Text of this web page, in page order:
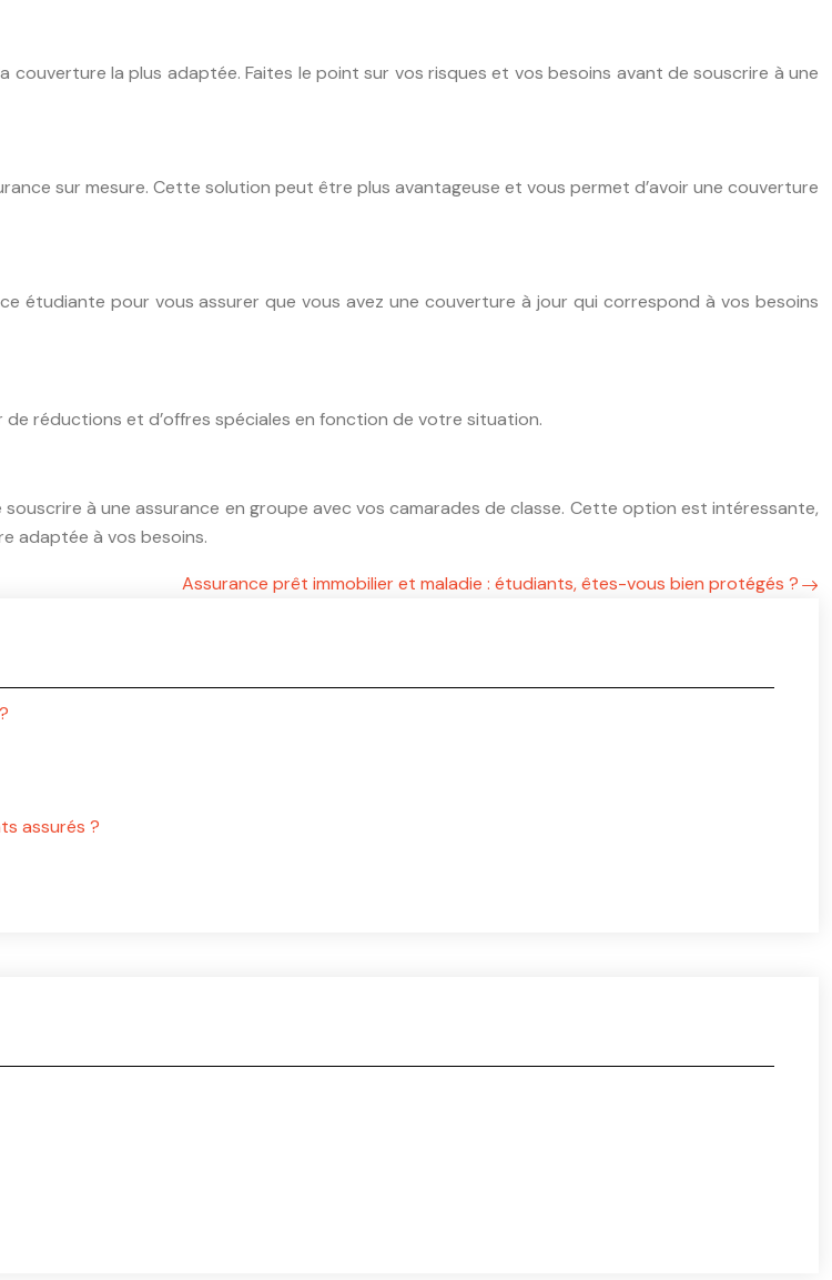
la plus adaptée. Faites le point sur vos risques et vos besoins avant de souscrire à une
sur mesure. Cette solution peut être plus avantageuse et vous permet d’avoir une couverture
étudiante pour vous assurer que vous avez une couverture à jour qui correspond à vos besoins
réductions et d’offres spéciales en fonction de votre situation.
à une assurance en groupe avec vos camarades de classe. Cette option est intéressante,
adaptée à vos besoins.
Assurance prêt immobilier et maladie : étudiants, êtes-vous bien protégés ?
assurés ?